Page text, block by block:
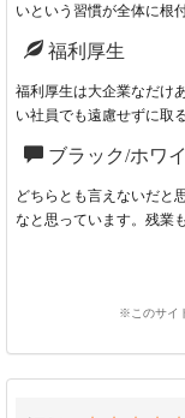
いという習慣が全体に根
福利厚生
福利厚生は大企業なだけ
い社員でも遠慮せずに取
ブラック/ホワ
どちらとも言えないだと
なと思っています。残業
※このサイ